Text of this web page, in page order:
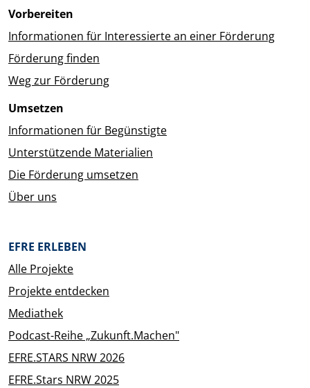
Vorbereiten
Informationen für Interessierte an einer Förderung
Förderung finden
Weg zur Förderung
Umsetzen
Informationen für Begünstigte
Unterstützende Materialien
Die Förderung umsetzen
Über uns
EFRE ERLEBEN
Alle Projekte
Projekte entdecken
Mediathek
Podcast-Reihe „Zukunft.Machen"
EFRE.STARS NRW 2026
EFRE.Stars NRW 2025